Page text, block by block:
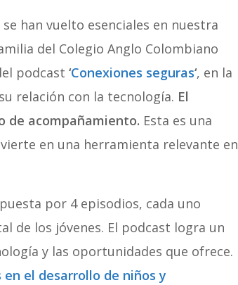
se han vuelto esenciales en nuestra
del Colegio Anglo Colombiano
podcast ‘Conexiones seguras‘, en la
relación con la tecnología. El
de acompañamiento. Esta es una
en una herramienta relevante en
por 4 episodios, cada uno
de los jóvenes. El podcast logra un
y las oportunidades que ofrece.
el desarrollo de niños y